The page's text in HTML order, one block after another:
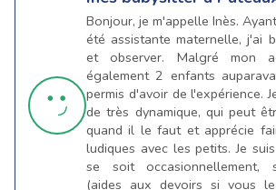
Bonjour, je m'appelle Inès.
été assistante maternelle, j'ai
et observer. Malgré mon
également 2 enfants
permis d'avoir de l'expérience.
de très dynamique, qui peut
quand il le faut et apprécie
ludiques avec les petits. Je
se soit occasionnellement,
(aides aux devoirs si vous